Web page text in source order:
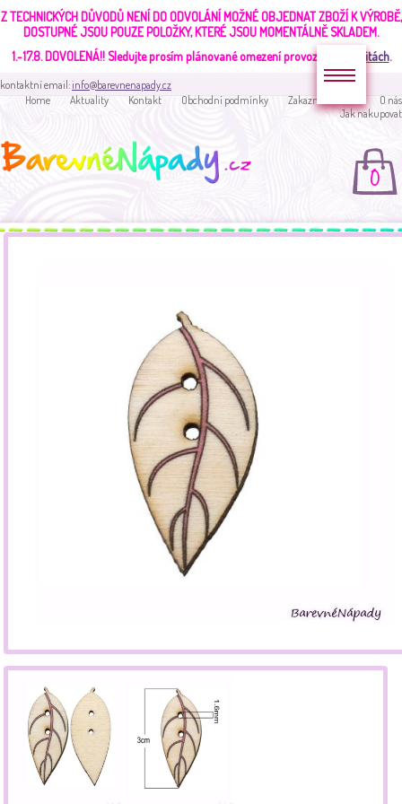
Z TECHNICKÝCH DŮVODŮ NENÍ DO ODVOLÁNÍ MOŽNÉ OBJEDNAT ZBOŽÍ K VÝROBĚ,
DOSTUPNÉ JSOU POUZE POLOŽKY, KTERÉ JSOU MOMENTÁLNĚ SKLADEM.
1.-17.8. DOVOLENÁ!!Sledujte prosím plánované omezení provozu v aktualitách.
kontaktní email:info@barevnenapady.cz
Home
Aktuality Kontakt Obchodní podmínky Zakaznická sekce
O nás
Jak nakupovat
0